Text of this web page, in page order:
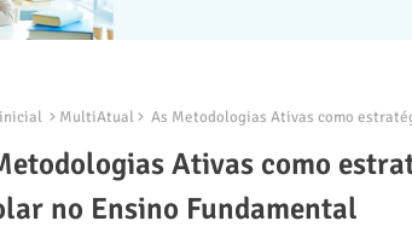
MultiAtual As Metodologias Ativas como
Ativas como
no Ensino Fundamental